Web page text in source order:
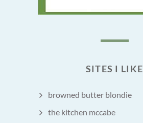
SITES I LIKE
browned butter blondie
the kitchen mccabe